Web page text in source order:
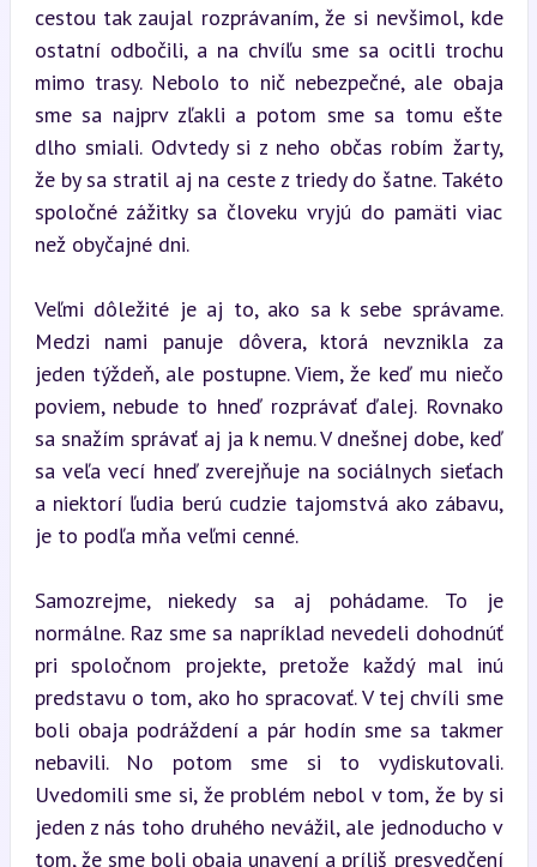
cestou tak zaujal rozprávaním, že si nevšimol, kde
ostatní odbočili, a na chvíľu sme sa ocitli trochu
mimo trasy. Nebolo to nič nebezpečné, ale obaja
sme sa najprv zľakli a potom sme sa tomu ešte
dlho smiali. Odvtedy si z neho občas robím žarty,
že by sa stratil aj na ceste z triedy do šatne. Takéto
spoločné zážitky sa človeku vryjú do pamäti viac
než obyčajné dni.
Veľmi dôležité je aj to, ako sa k sebe správame.
Medzi nami panuje dôvera, ktorá nevznikla za
jeden týždeň, ale postupne. Viem, že keď mu niečo
poviem, nebude to hneď rozprávať ďalej. Rovnako
sa snažím správať aj ja k nemu. V dnešnej dobe, keď
sa veľa vecí hneď zverejňuje na sociálnych sieťach
a niektorí ľudia berú cudzie tajomstvá ako zábavu,
je to podľa mňa veľmi cenné.
Samozrejme, niekedy sa aj pohádame. To je
normálne. Raz sme sa napríklad nevedeli dohodnúť
pri spoločnom projekte, pretože každý mal inú
predstavu o tom, ako ho spracovať. V tej chvíli sme
boli obaja podráždení a pár hodín sme sa takmer
nebavili. No potom sme si to vydiskutovali.
Uvedomili sme si, že problém nebol v tom, že by si
jeden z nás toho druhého nevážil, ale jednoducho v
tom, že sme boli obaja unavení a príliš presvedčení